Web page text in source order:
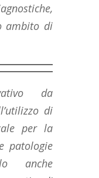
ambito di
da
di
per la
patologie
anche